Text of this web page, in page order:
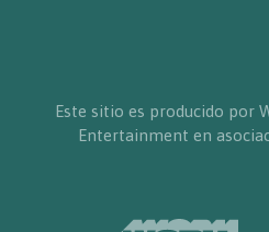
Este sitio es producido por
Entertainment en